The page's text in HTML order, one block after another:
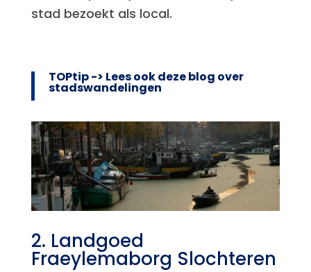
stad bezoekt als local.
TOPtip -> Lees ook deze blog over
stadswandelingen
2. Landgoed
Fraeylemaborg Slochteren